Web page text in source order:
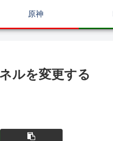
原神
ルを変更する